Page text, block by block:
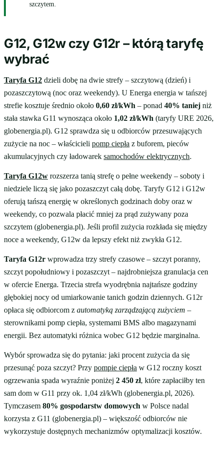
szczytem.
G12, G12w czy G12r – którą taryfę
wybrać
Taryfa G12 dzieli dobę na dwie strefy – szczytową (dzień) i
pozaszczytową (noc oraz weekendy). U Energa energia w tańszej
strefie kosztuje średnio około 0,60 zł/kWh – ponad 40% taniej niż
stała stawka G11 wynosząca około 1,02 zł/kWh (taryfy URE 2026,
globenergia.pl). G12 sprawdza się u odbiorców przesuwających
zużycie na noc – właścicieli pomp ciepła z buforem, pieców
akumulacyjnych czy ładowarek samochodów elektrycznych.
Taryfa G12w rozszerza tanią strefę o pełne weekendy – soboty i
niedziele liczą się jako pozaszczyt całą dobę. Taryfy G12 i G12w
oferują tańszą energię w określonych godzinach doby oraz w
weekendy, co pozwala płacić mniej za prąd zużywany poza
szczytem (globenergia.pl). Jeśli profil zużycia rozkłada się między
noce a weekendy, G12w da lepszy efekt niż zwykła G12.
Taryfa G12r wprowadza trzy strefy czasowe – szczyt poranny,
szczyt popołudniowy i pozaszczyt – najdrobniejsza granulacja cen
w ofercie Energa. Trzecia strefa wyodrębnia najtańsze godziny
głębokiej nocy od umiarkowanie tanich godzin dziennych. G12r
opłaca się odbiorcom z automatyką zarządzającą zużyciem –
sterownikami pomp ciepła, systemami BMS albo magazynami
energii. Bez automatyki różnica wobec G12 będzie marginalna.
Wybór sprowadza się do pytania: jaki procent zużycia da się
przesunąć poza szczyt? Przy pompie ciepła w G12 roczny koszt
ogrzewania spada wyraźnie poniżej 2 450 zł, które zapłaciłby ten
sam dom w G11 przy ok. 1,04 zł/kWh (globenergia.pl, 2026).
Tymczasem 80% gospodarstw domowych w Polsce nadal
korzysta z G11 (globenergia.pl) – większość odbiorców nie
wykorzystuje dostępnych mechanizmów optymalizacji kosztów.